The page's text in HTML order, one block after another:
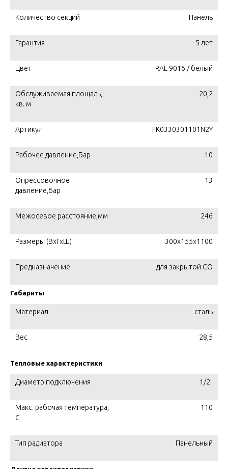
Количество секций Панель
Гарантия 5 лет
Цвет RAL 9016 / белый
Обслуживаемая площадь,
кв. м
20,2
Артикул FK0330301101N2Y
Рабочее давление,Бар 10
Опрессовочное
давление,Бар
13
Межосевое расстояние,мм 246
Размеры (ВхГхШ) 300х155х1100
Предназначение для закрытой СО
Габариты
Материал сталь
Вес 28,5
Тепловые характеристики
Диаметр подключения 1/2"
Макс. рабочая температура,
C
110
Тип радиатора Панельный